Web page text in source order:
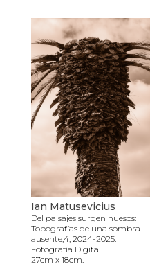
Ian Matusevicius
Del paisajes surgen huesos:
Topografías de una sombra
ausente,4, 2024-2025.
Fotografía Digital
27cm x 18cm.